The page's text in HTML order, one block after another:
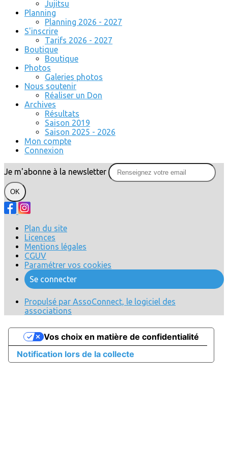
Jujitsu
Planning
Planning 2026 - 2027
S'inscrire
Tarifs 2026 - 2027
Boutique
Boutique
Photos
Galeries photos
Nous soutenir
Réaliser un Don
Archives
Résultats
Saison 2019
Saison 2025 - 2026
Mon compte
Connexion
Je m'abonne à la newsletter
OK
Plan du site
Licences
Mentions légales
CGUV
Paramétrer vos cookies
Se connecter
Propulsé par AssoConnect, le logiciel des
associations
Notification lors de la collecte
Vos choix en matière de confidentialité